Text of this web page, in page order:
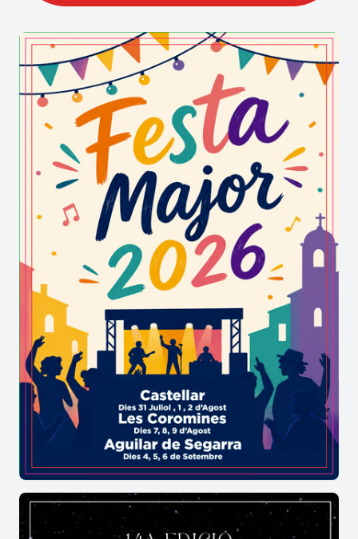
documentada a la comarca. Ubicada a la serra de
Llena, disposa d’una molt interessant mostra
d’espècies vegetals pròpies de zones més
humides.
El nom popular de la cova de l’Home Fe, hom la
relaciona amb una antiga història que explica
com en el decurs d’una de les guerres carlines, un
home s’hi va amagar. En algunes ocasions sortia i
cridava “Gent de Vilanova, tinguin fe, que la
guerra s’acabarà”. Qui sap si aquest personatge
té alguna relació amb Pere Balcells Masgoret,
conegut com el Nen de Prades, un guerriller carlí
que destacà durant la Tercera guerra carlina.
Quan només tenia dinou anys ja havia organitzat
el seu primer grup armant amb una vintena
d’homes. Es va destacar per la seva gran capacitat
d’adaptació al terreny i per les victòries assolides
enfront el coronel isabelí Alejandro Picaso o el
comandant Manuel Orozco.
trobem la galeria que conforma la cova, d’una
quinzena de metres, inicialment força baixa però